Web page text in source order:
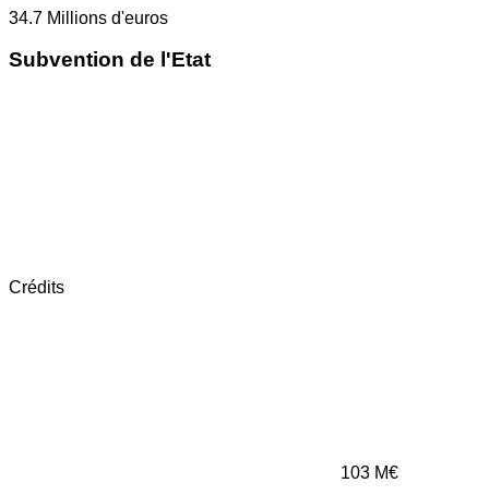
34.7 Millions d'euros
Subvention de l'Etat
Crédits
103 M€